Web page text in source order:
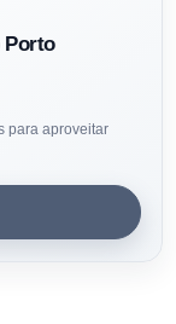
Porto
para aproveitar